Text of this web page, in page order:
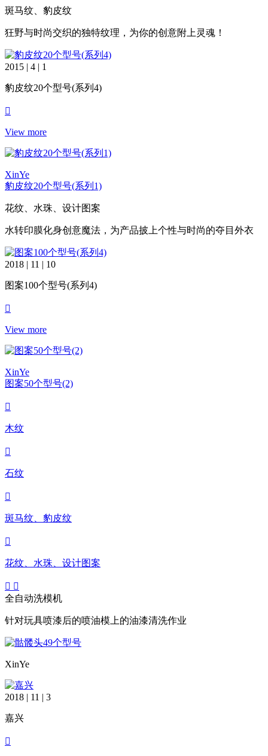
斑马纹、豹皮纹
狂野与时尚交织的独特纹理，为你的创意附上灵魂！
2015 | 4 | 1
豹皮纹20个型号(系列4)
View more
XinYe
豹皮纹20个型号(系列1)
花纹、水珠、设计图案
水转印膜化身创意魔法，为产品披上个性与时尚的夺目外衣
2018 | 11 | 10
图案100个型号(系列4)
View more
XinYe
图案50个型号(2)
木纹
石纹
斑马纹、豹皮纹
花纹、水珠、设计图案
全自动洗模机
针对玩具喷漆后的喷油模上的油漆清洗作业
XinYe
2018 | 11 | 3
嘉兴